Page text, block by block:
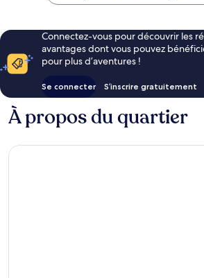
Connectez-vous pour découvrir les
avantages dont vous pouvez
pour plus d’aventures !
Se connecter S’inscrire gratuitement
À propos du quartier